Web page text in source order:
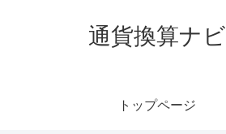
通貨換算ナビ
トップページ